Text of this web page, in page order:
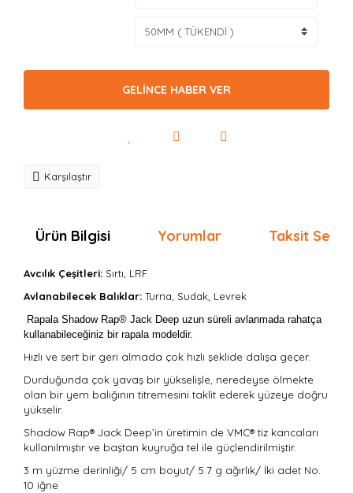
GELİNCE HABER VER
Karşılaştır
Ürün Bilgisi Yorumlar Taksit
Avcılık Çeşitleri: Sırtı, LRF
Avlanabilecek Balıklar: Turna, Sudak, Levrek
Rapala Shadow Rap® Jack Deep uzun süreli avlanmada rahatça
kullanabileceğiniz bir rapala modeldir.
Hızlı ve sert bir geri almada çok hızlı şeklide dalışa geçer.
Durduğunda çok yavaş bir yükselişle, neredeyse ölmekte
olan bir yem balığının titremesini taklit ederek yüzeye doğru
yükselir.
Shadow Rap® Jack Deep’in üretimin de VMC® tiz kancaları
kullanılmıştır ve baştan kuyruğa tel ile güçlendirilmiştir.
3 m yüzme derinliği/ 5 cm boyut/ 5.7 g ağırlık/ İki adet No.
10 iğne